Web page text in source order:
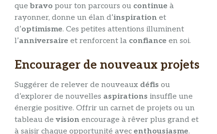
quebravo pour ton parcours ou continue à
rayonner, donne un élan d’inspiration et
d’optimisme. Ces petites attentions illuminent
l’anniversaire et renforcent la confiance en soi.
Encourager de nouveaux projets
Suggérer de relever de nouveaux défis ou
d’explorer de nouvelles aspirations insuffle une
énergie positive. Offrir un carnet de projets ou un
tableau de vision encourage à rêver plus grand et
à saisir chaque opportunité avec enthousiasme.